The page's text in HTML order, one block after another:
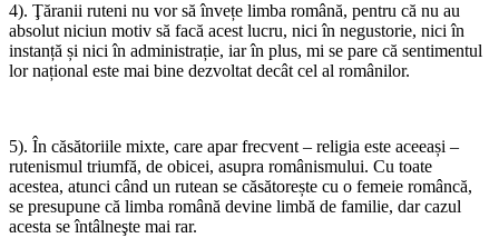
4). Ţăranii ruteni nu vor să învețe limba română, pentru că nu au
absolut niciun motiv să facă acest lucru, nici în negustorie, nici în
instanță și nici în administrație, iar în plus, mi se pare că sentimentul
lor național este mai bine dezvoltat decât cel al românilor.
5). În căsătoriile mixte, care apar frecvent – religia este aceeași –
rutenismul triumfă, de obicei, asupra românismului. Cu toate
acestea, atunci când un rutean se căsătorește cu o femeie româncă,
se presupune că limba română devine limbă de familie, dar cazul
acesta se întâlneşte mai rar.